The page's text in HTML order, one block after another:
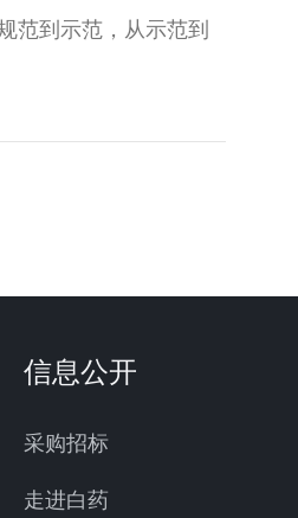
范到示范，从示范到
信息公开
采购招标
走进白药